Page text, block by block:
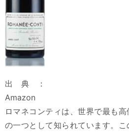
出典：
Amazon
ロマネコンティは、世界で最も
の一つとして知られています。